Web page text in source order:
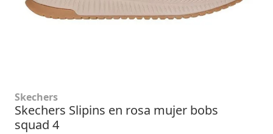
Skechers
Skechers Slipins en rosa mujer bobs
squad 4